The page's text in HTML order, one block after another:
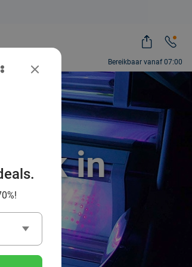
Bereikbaar vanaf 07:00
in